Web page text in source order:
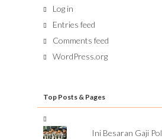
Log in
Entries feed
Comments feed
WordPress.org
Top Posts & Pages
Ini Besaran Gaji